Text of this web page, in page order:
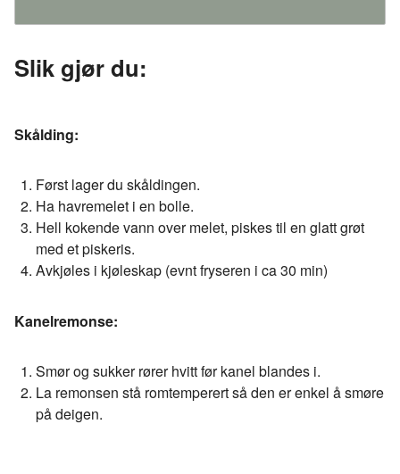
Slik gjør du:
Skålding:
Først lager du skåldingen.
Ha havremelet i en bolle.
Hell kokende vann over melet, piskes til en glatt grøt
med et piskeris.
Avkjøles i kjøleskap (evnt fryseren i ca 30 min)
Kanelremonse:
Smør og sukker rører hvitt før kanel blandes i.
La remonsen stå romtemperert så den er enkel å smøre
på deigen.